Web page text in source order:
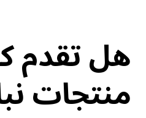
هل تقدم
منتجات